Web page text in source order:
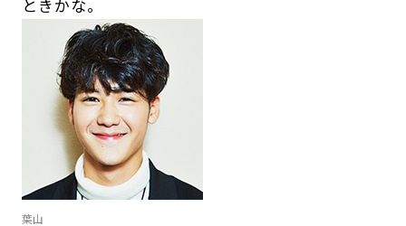
ときかな。
葉山